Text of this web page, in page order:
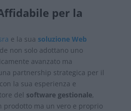
per la
e la sua soluzione Web
non solo adottano uno
avanzato ma
partnership strategica per il
la sua esperienza e
del software gestionale,
prodotto ma un vero e proprio